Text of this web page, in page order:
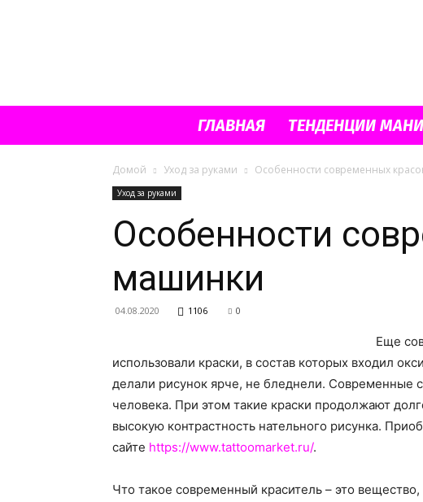
ГЛАВНАЯ ТЕНДЕНЦИИ
Домой Уход за руками Особенности современных
Уход за руками
Особенности
машинки
04.08.2020 1106 0
Еще
использовали краски, в состав которых входил
делали рисунок ярче, не бледнели. Современные
человека. При этом такие краски продолжают
высокую контрастность нательного рисунка.
сайте https://www.tattoomarket.ru/.
Что такое современный краситель – это